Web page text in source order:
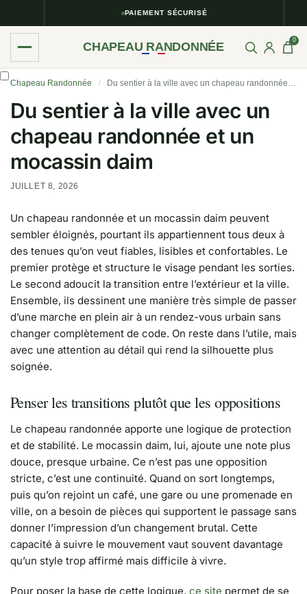
PAIEMENT SÉCURISÉ
CHAPEAU RANDONNÉE 0
Chapeau Randonnée / Du sentier à la ville avec un chapeau randonnée et un mocassin daim
Du sentier à la ville avec un
chapeau randonnée et un
mocassin daim
JUILLET 8, 2026
Un chapeau randonnée et un mocassin daim peuvent
sembler éloignés, pourtant ils appartiennent tous deux à
des tenues qu’on veut fiables, lisibles et confortables. Le
premier protège et structure le visage pendant les sorties.
Le second adoucit la transition entre l’extérieur et la ville.
Ensemble, ils dessinent une manière très simple de passer
d’une marche en plein air à un rendez-vous urbain sans
changer complètement de code. On reste dans l’utile, mais
avec une attention au détail qui rend la silhouette plus
soignée.
Penser les transitions plutôt que les oppositions
Le chapeau randonnée apporte une logique de protection
et de stabilité. Le mocassin daim, lui, ajoute une note plus
douce, presque urbaine. Ce n’est pas une opposition
stricte, c’est une continuité. Quand on sort longtemps,
puis qu’on rejoint un café, une gare ou une promenade en
ville, on a besoin de pièces qui supportent le passage sans
donner l’impression d’un changement brutal. Cette
capacité à suivre le mouvement vaut souvent davantage
qu’un style trop affirmé mais difficile à vivre.
Pour poser la base de cette logique, ce site permet de se